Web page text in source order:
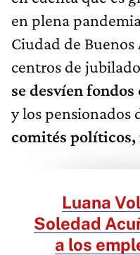
en plena
Ciudad de
centros de
se desvíen fondos
y los pensionados
comités políticos,
Luana
Soledad
a los